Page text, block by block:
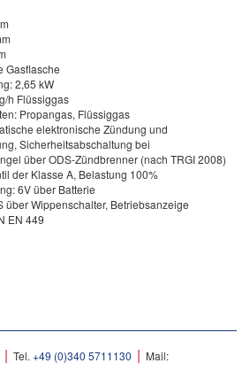
Gasflasche
2,65 kW
h Flüssiggas
Propangas, Flüssiggas
elektronische Zündung und
Sicherheitsabschaltung bei
über ODS-Zündbrenner (nach TRGI 2008)
der Klasse A, Belastung 100%
6V über Batterie
über Wippenschalter, Betriebsanzeige
EN 449
| Tel. +49 (0)340 5711130 | Mail: